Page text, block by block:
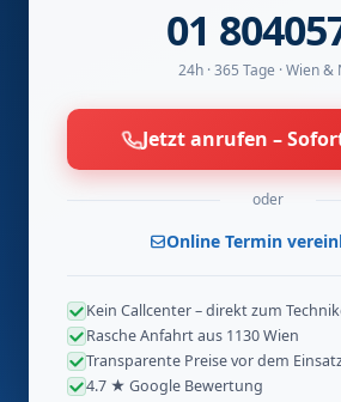
01
24h · 365 Tage · Wien &
Jetzt anrufen –
oder
Online Termin
Kein Callcenter – direkt zum
Rasche Anfahrt aus 1130 Wien
Transparente Preise vor dem
4.7 ★ Google Bewertung